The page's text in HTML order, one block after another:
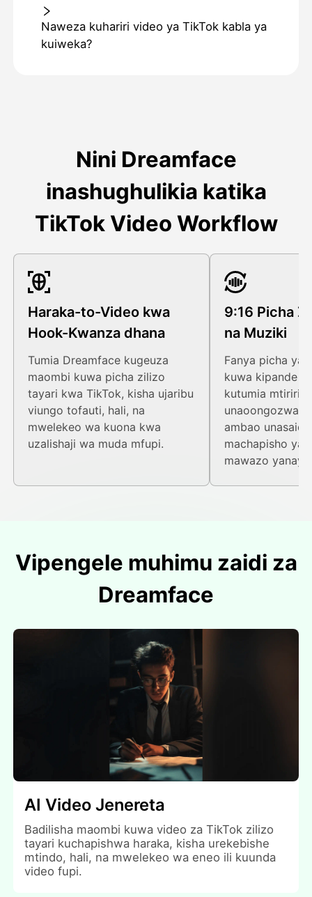
Naweza kuhariri video ya TikTok kabla ya
kuiweka?
Nini Dreamface
inashughulikia katika
TikTok Video Workflow
Haraka-to-Video kwa
Hook-Kwanza dhana
Tumia Dreamface kugeuza
maombi kuwa picha zilizo
tayari kwa TikTok, kisha ujaribu
viungo tofauti, hali, na
mwelekeo wa kuona kwa
uzalishaji wa muda mfupi.
9:16 Picha
na Muziki
Fanya picha ya
kuwa kipande
kutumia
unaoongozwa
ambao
machapisho ya
mawazo
Vipengele muhimu zaidi za
Dreamface
AI Video Jenereta
Badilisha maombi kuwa video za TikTok zilizo
tayari kuchapishwa haraka, kisha urekebishe
mtindo, hali, na mwelekeo wa eneo ili kuunda
video fupi.